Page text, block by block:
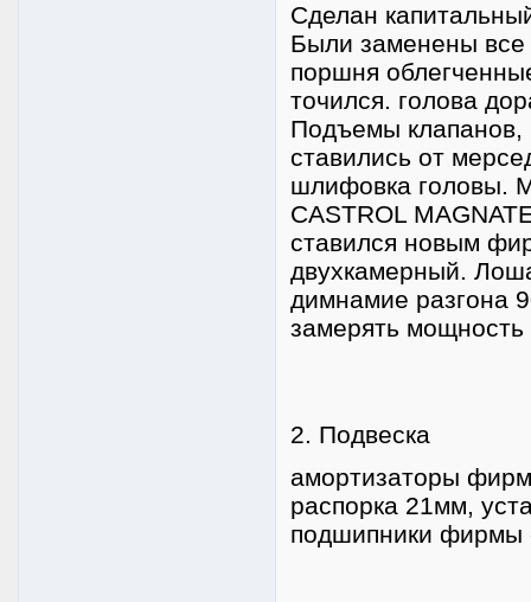
Сделан
Были заменены все
поршня
точился. голова
Подъемы клапанов,
ставились от
шлифовка головы.
CASTROL
ставился новым
двухкамерный.
димнамие разгона
замерять мощность
2. Подвеска
амортизаторы
распорка 21мм,
подшипники фирмы